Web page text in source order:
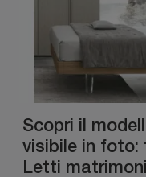
Scopri il
visibile in foto:
Letti